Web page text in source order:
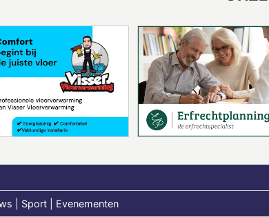
| Sport | Evenementen